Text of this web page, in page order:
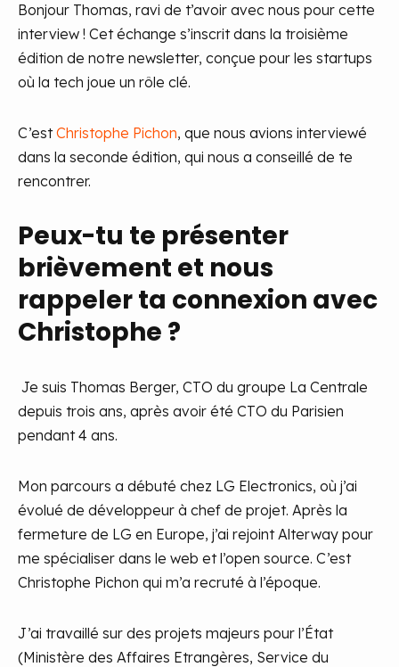
Bonjour Thomas, ravi de t’avoir avec nous pour cette
interview ! Cet échange s’inscrit dans la troisième
édition de notre newsletter, conçue pour les startups
où la tech joue un rôle clé.
C’estChristophe Pichon, que nous avions interviewé
dans la seconde édition, qui nous a conseillé de te
rencontrer.
Peux-tu te présenter
brièvement et nous
rappeler ta connexion avec
Christophe ?
Je suis Thomas Berger, CTO du groupe La Centrale
depuis trois ans, après avoir été CTO du Parisien
pendant 4 ans.
Mon parcours a débuté chez LG Electronics, où j’ai
évolué de développeur à chef de projet. Après la
fermeture de LG en Europe, j’ai rejoint Alterway pour
me spécialiser dans le web et l’open source. C’est
Christophe Pichon qui m’a recruté à l’époque.
J’ai travaillé sur des projets majeurs pour l’État
(Ministère des Affaires Etrangères, Service du